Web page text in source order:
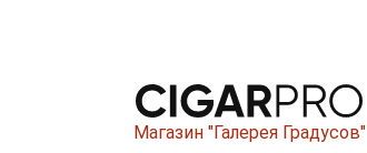
Магазин "Галерея Градусов"